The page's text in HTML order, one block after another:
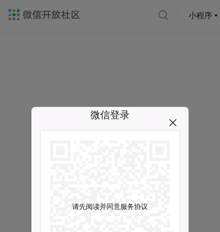
小程序
微信登录
请先阅读并同意服务协议